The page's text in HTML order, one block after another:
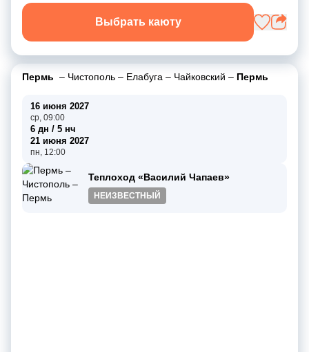
Выбрать каюту
Пермь – Чистополь – Елабуга – Чайковский – Пермь
16 июня 2027
ср, 09:00
6 дн / 5 нч
21 июня 2027
пн, 12:00
Теплоход «Василий Чапаев»
НЕИЗВЕСТНЫЙ